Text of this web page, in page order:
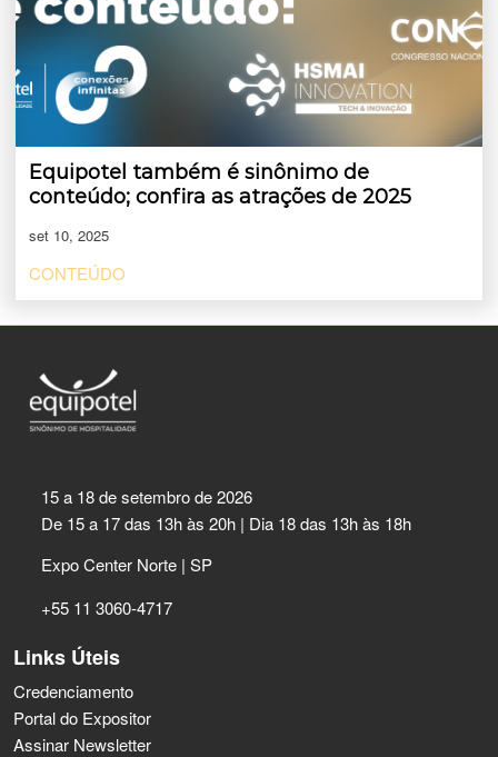
Equipotel também é sinônimo de
conteúdo; confira as atrações de 2025
set 10, 2025
CONTEÚDO
15 a 18 de setembro de 2026
De 15 a 17 das 13h às 20h | Dia 18 das 13h às 18h
Expo Center Norte | SP
+55 11 3060-4717
Links Úteis
Credenciamento
Portal do Expositor
Assinar Newsletter